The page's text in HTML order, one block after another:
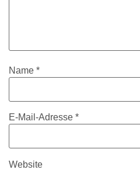
Name *
E-Mail-Adresse *
Website